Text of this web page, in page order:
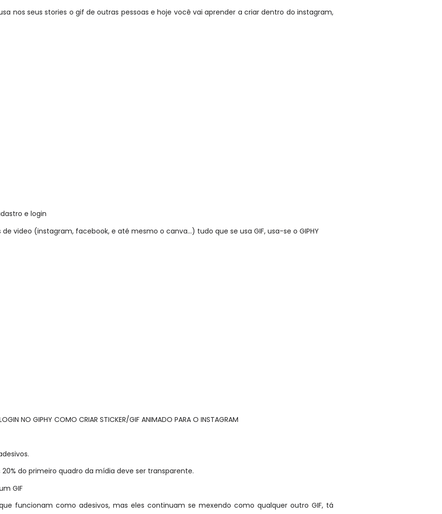
nos seus stories o gif de outras pessoas e hoje você vai aprender a criar dentro do instagram,
e login
video (instagram, facebook, e até mesmo o canva…) tudo que se usa GIF, usa-se o GIPHY
NO GIPHY COMO CRIAR STICKER/GIF ANIMADO PARA O INSTAGRAM
do primeiro quadro da mídia deve ser transparente.
GIF
funcionam como adesivos, mas eles continuam se mexendo como qualquer outro GIF, tá